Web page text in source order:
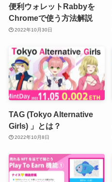
便利ウォレットRabbyを
Chromeで使う方法解説
2022年10月30日
TAG (Tokyo Alternative
Girls) 」とは？
2022年10月8日